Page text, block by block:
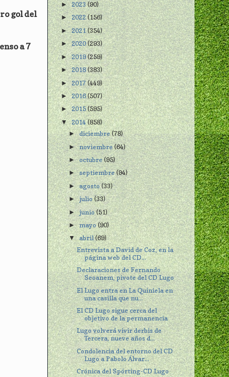
gol del
a 7
►2023(90)
►2022(156)
►2021(354)
►2020(293)
►2019(259)
►2018(383)
►2017(449)
►2016(507)
►2015(595)
▼2014(858)
►diciembre(78)
►noviembre(64)
►octubre(95)
►septiembre(94)
►agosto(33)
►julio(33)
►junio(51)
►mayo(90)
▼abril(69)
Entrevista a David de Coz, en la
página web del CD...
Declaraciones de Fernando
Seoanem, pivote del CD Lugo
El Lugo entra en La Quiniela en
una casilla que nu...
El CD Lugo sigue cerca del
objetivo de la permanencia
Lugo volverá vivir derbis de
Tercera, nueve años d...
Condolencia del entorno del CD
Lugo a Pabolo Álvar...
Crónica del Spórting-CD Lugo